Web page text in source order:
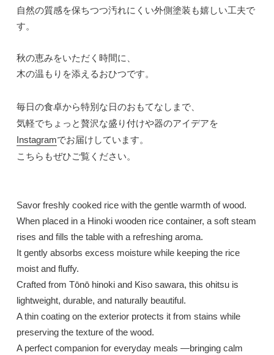
自然の質感を保ちつつ汚れにくい外側塗装も嬉しい工夫で
す。
秋の恵みをいただく時間に、
木の温もりを添えるおひつです。
毎日の食卓から特別な日のおもてなしまで、
気軽でちょっと贅沢な盛り付けや器のアイデアを
Instagramでお届けしています。
こちらもぜひご覧ください。
Savor freshly cooked rice with the gentle warmth of wood.
When placed in a Hinoki wooden rice container, a soft steam
rises and fills the table with a refreshing aroma.
It gently absorbs excess moisture while keeping the rice
moist and fluffy.
Crafted from Tōnō hinokiand Kiso sawara, this ohitsu is
lightweight, durable, and naturally beautiful.
A thin coating on the exterior protects it from stains while
preserving the texture of the wood.
A perfect companion for everyday meals —bringing calm